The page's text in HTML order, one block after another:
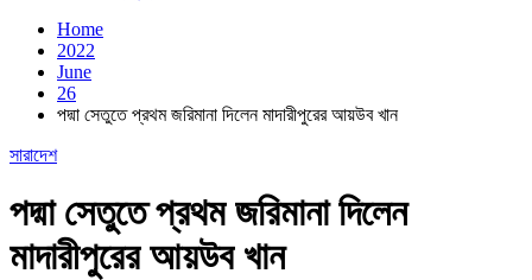
Home
2022
June
26
পদ্মা সেতুতে প্রথম জরিমানা দিলেন মাদারীপুরের আয়উব খান
সারাদেশ
পদ্মা সেতুতে প্রথম জরিমানা দিলেন
মাদারীপুরের আয়উব খান